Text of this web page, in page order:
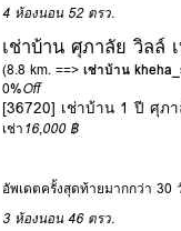
4 ห้องนอน 52 ตรว.
เช่าบ้าน ศุภาลัย วิลล์
(8.8 km. ==> เช่าบ้าน
0%Off
[36720] เช่าบ้าน 1 ปี ศุภ
เช่า16,000 ฿
อัพเดตครั้งสุดท้ายมากกว่า 30
3 ห้องนอน 46 ตรว.